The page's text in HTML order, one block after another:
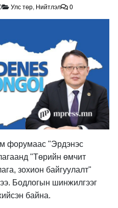
Улс төр, Нийтлэл 0
форумаас "Эрдэнэс
"Төрийн өмчит
зохион байгуулалт"
Бодлогын шинжилгээг
байна.